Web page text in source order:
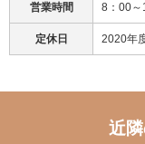
営業時間 8：00
定休日 2020年
近